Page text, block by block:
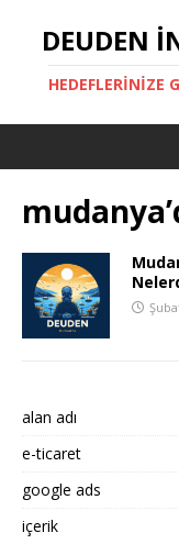
DEUDEN
HEDEFLERINIZE
alan adı
e-ticaret
google ads
içerik